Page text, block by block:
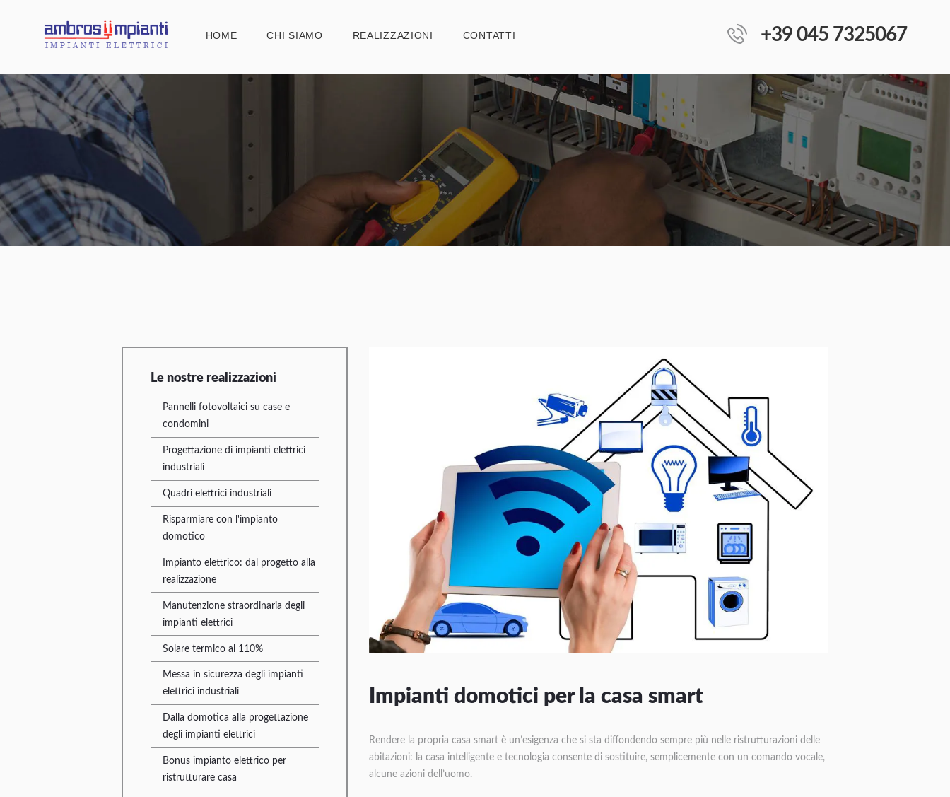
HOME CHI SIAMO REALIZZAZIONI CONTATTI +39 045 7325067
REALIZZAZIONI
Impianti domotici per la casa smart
Rendere la propria casa smart è un’esigenza che si sta diffondendo sempre più nelle ristrutturazioni delle
abitazioni: la casa intelligente e tecnologia consente di sostituire, semplicemente con un comando vocale,
alcune azioni dell’uomo.
Le nostre realizzazioni
Pannelli fotovoltaici su case e
condomini
Progettazione di impianti elettrici
industriali
Quadri elettrici industriali
Risparmiare con l'impianto
domotico
Impianto elettrico: dal progetto alla
realizzazione
Manutenzione straordinaria degli
impianti elettrici
Solare termico al 110%
Messa in sicurezza degli impianti
elettrici industriali
Dalla domotica alla progettazione
degli impianti elettrici
Bonus impianto elettrico per
ristrutturare casa